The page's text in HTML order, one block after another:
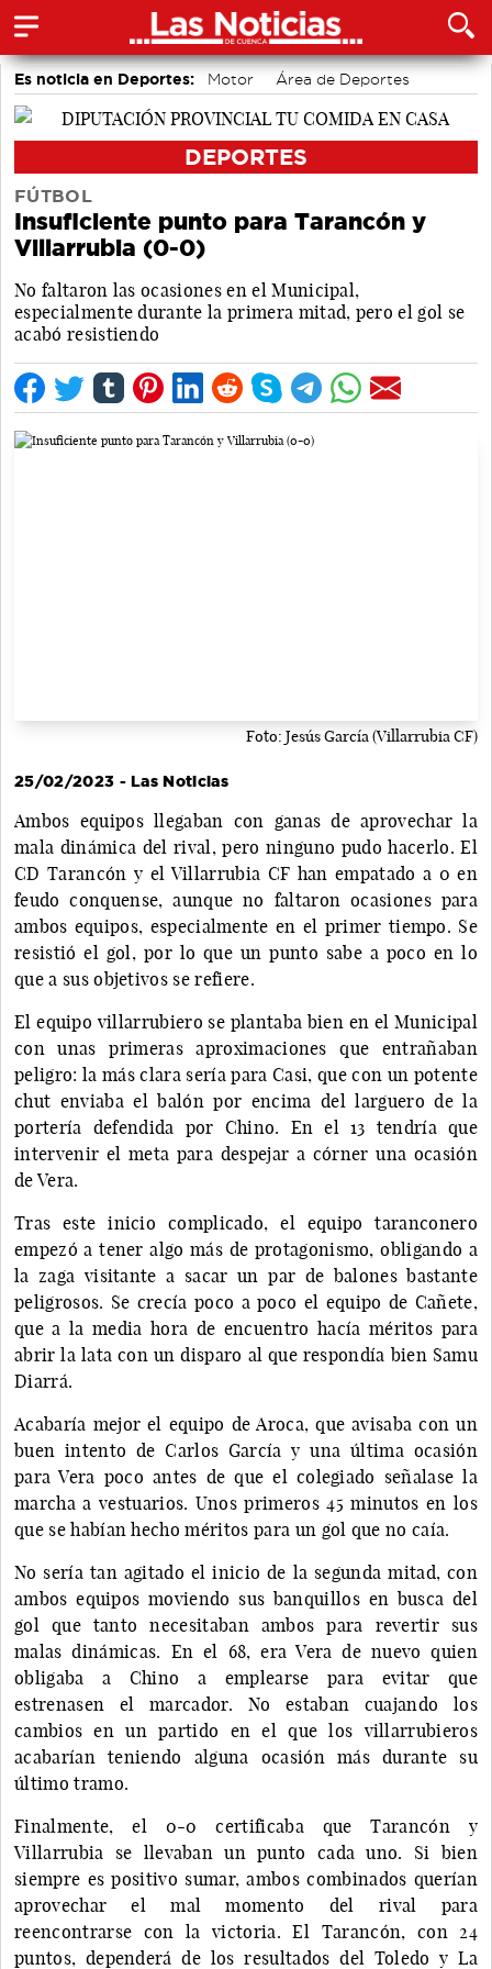
Es noticia en Deportes: Motor
Área de Deportes
Bádminton
DEPORTES
FÚTBOL
Insuficiente punto para Tarancón y
Villarrubia (0-0)
No faltaron las ocasiones en el Municipal,
especialmente durante la primera mitad, pero el gol se
acabó resistiendo
Foto: Jesús García (Villarrubia CF)
25/02/2023 - Las Noticias
Ambos equipos llegaban con ganas de aprovechar la
mala dinámica del rival, pero ninguno pudo hacerlo. El
CD Tarancón y el Villarrubia CF han empatado a 0 en
feudo conquense, aunque no faltaron ocasiones para
ambos equipos, especialmente en el primer tiempo. Se
resistió el gol, por lo que un punto sabe a poco en lo
que a sus objetivos se refiere.
El equipo villarrubiero se plantaba bien en el Municipal
con unas primeras aproximaciones que entrañaban
peligro: la más clara sería para Casi, que con un potente
chut enviaba el balón por encima del larguero de la
portería defendida por Chino. En el 13 tendría que
intervenir el meta para despejar a córner una ocasión
de Vera.
Tras este inicio complicado, el equipo taranconero
empezó a tener algo más de protagonismo, obligando a
la zaga visitante a sacar un par de balones bastante
peligrosos. Se crecía poco a poco el equipo de Cañete,
que a la media hora de encuentro hacía méritos para
abrir la lata con un disparo al que respondía bien Samu
Diarrá.
Acabaría mejor el equipo de Aroca, que avisaba con un
buen intento de Carlos García y una última ocasión
para Vera poco antes de que el colegiado señalase la
marcha a vestuarios. Unos primeros 45 minutos en los
que se habían hecho méritos para un gol que no caía.
No sería tan agitado el inicio de la segunda mitad, con
ambos equipos moviendo sus banquillos en busca del
gol que tanto necesitaban ambos para revertir sus
malas dinámicas. En el 68, era Vera de nuevo quien
obligaba a Chino a emplearse para evitar que
estrenasen el marcador. No estaban cuajando los
cambios en un partido en el que los villarrubieros
acabarían teniendo alguna ocasión más durante su
último tramo.
Finalmente, el 0-0 certificaba que Tarancón y
Villarrubia se llevaban un punto cada uno. Si bien
siempre es positivo sumar, ambos combinados querían
aprovechar el mal momento del rival para
reencontrarse con la victoria. El Tarancón, con 24
puntos, dependerá de los resultados del Toledo y La